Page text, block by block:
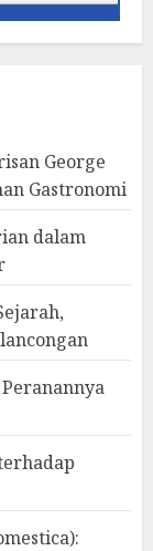
George
Gastronomi
dalam